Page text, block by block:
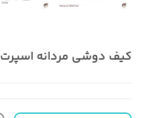
کیف دوشی مردانه اسپرت mrc1318-29